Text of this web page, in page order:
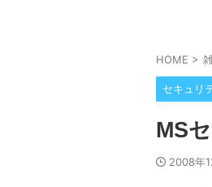
HOME >
セキュリ
MS
2008年